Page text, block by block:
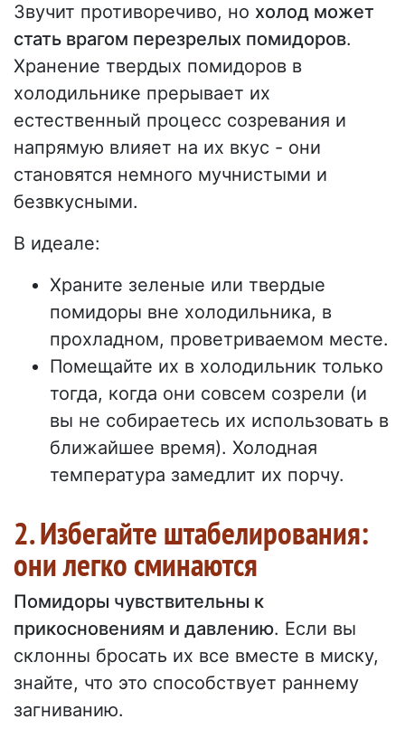
Звучит противоречиво, но холод может
стать врагом перезрелых помидоров.
Хранение твердых помидоров в
холодильнике прерывает их
естественный процесс созревания и
напрямую влияет на их вкус - они
становятся немного мучнистыми и
безвкусными.
В идеале:
Храните зеленые или твердые
помидоры вне холодильника, в
прохладном, проветриваемом месте.
Помещайте их в холодильник только
тогда, когда они совсем созрели (и
вы не собираетесь их использовать в
ближайшее время). Холодная
температура замедлит их порчу.
2. Избегайте штабелирования:
они легко сминаются
Помидоры чувствительны к
прикосновениям и давлению. Если вы
склонны бросать их все вместе в миску,
знайте, что это способствует раннему
загниванию.